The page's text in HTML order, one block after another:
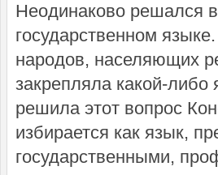
Неодинаково решался
государственном
народов, населяющих
закрепляла какой-либо
решила этот вопрос
избирается как язык,
государственными,